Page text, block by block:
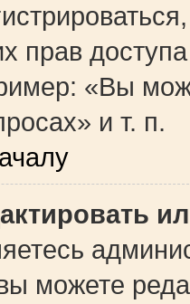
прав
«Вы
и т. п.
можете